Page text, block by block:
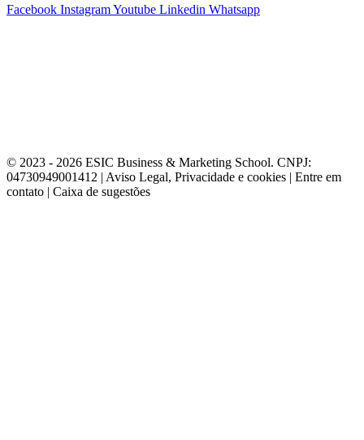
Facebook InstagramYoutube Linkedin Whatsapp
© 2023 - 2026 ESIC Business & Marketing School. CNPJ:
04730949001412 | Aviso Legal, Privacidade e cookies | Entre em
contato | Caixa de sugestões